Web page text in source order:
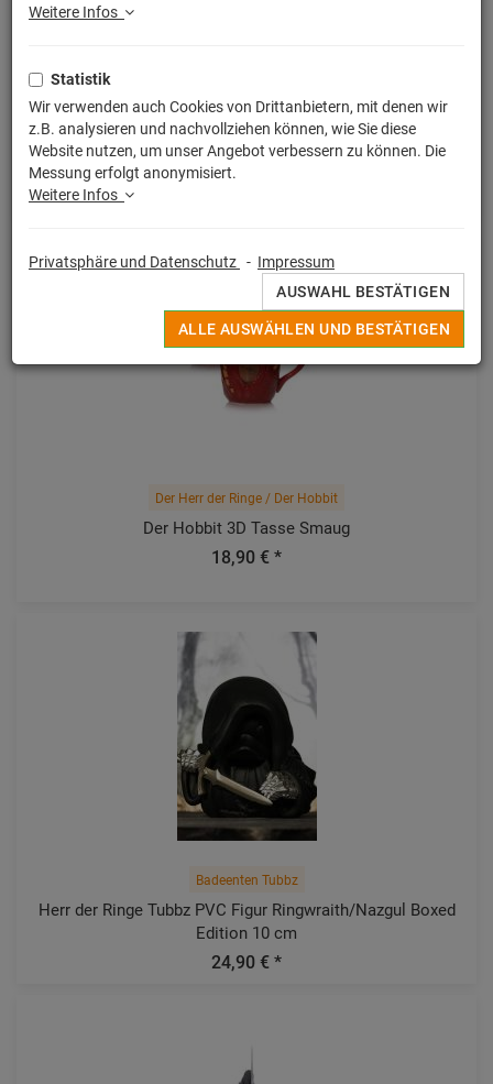
Der Herr der Ringe / Der Hobbit
Herr der Ringe Krug Gandalf The Grey 15 cm
79,90 € *
Der Herr der Ringe / Der Hobbit
Der Hobbit 3D Tasse Smaug
18,90 € *
Badeenten Tubbz
Herr der Ringe Tubbz PVC Figur Ringwraith/Nazgul Boxed
Edition 10 cm
24,90 € *
Weitere Infos
Statistik
Wir verwenden auch Cookies von Drittanbietern, mit denen wir
z.B. analysieren und nachvollziehen können, wie Sie diese
Website nutzen, um unser Angebot verbessern zu können. Die
Messung erfolgt anonymisiert.
Weitere Infos
Privatsphäre und Datenschutz - Impressum
AUSWAHL BESTÄTIGEN
ALLE AUSWÄHLEN UND BESTÄTIGEN